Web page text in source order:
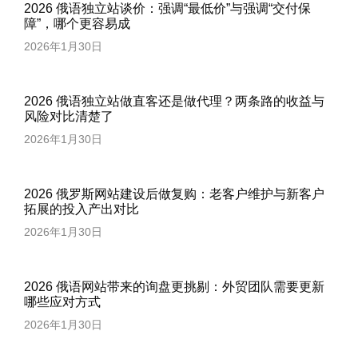
2026 俄语独立站谈价：强调“最低价”与强调“交付保
障”，哪个更容易成
2026年1月30日
2026 俄语独立站做直客还是做代理？两条路的收益与
风险对比清楚了
2026年1月30日
2026 俄罗斯网站建设后做复购：老客户维护与新客户
拓展的投入产出对比
2026年1月30日
2026 俄语网站带来的询盘更挑剔：外贸团队需要更新
哪些应对方式
2026年1月30日